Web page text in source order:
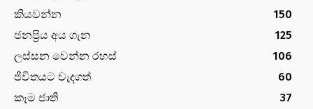
කියවන්න
150
ජනප්‍රිය අය ගැන
125
ලස්සන වෙන්න රහස්
106
ජීවිතයට වැදගත්
60
කෑම ජාති
37